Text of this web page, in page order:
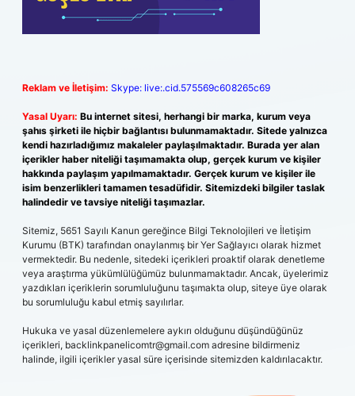
Reklam ve İletişim: Skype: live:.cid.575569c608265c69
Yasal Uyarı: Bu internet sitesi, herhangi bir marka, kurum veya
şahıs şirketi ile hiçbir bağlantısı bulunmamaktadır. Sitede yalnızca
kendi hazırladığımız makaleler paylaşılmaktadır. Burada yer alan
içerikler haber niteliği taşımamakta olup, gerçek kurum ve kişiler
hakkında paylaşım yapılmamaktadır. Gerçek kurum ve kişiler ile
isim benzerlikleri tamamen tesadüfidir. Sitemizdeki bilgiler taslak
halindedir ve tavsiye niteliği taşımazlar.
Sitemiz, 5651 Sayılı Kanun gereğince Bilgi Teknolojileri ve İletişim
Kurumu (BTK) tarafından onaylanmış bir Yer Sağlayıcı olarak hizmet
vermektedir. Bu nedenle, sitedeki içerikleri proaktif olarak denetleme
veya araştırma yükümlülüğümüz bulunmamaktadır. Ancak, üyelerimiz
yazdıkları içeriklerin sorumluluğunu taşımakta olup, siteye üye olarak
bu sorumluluğu kabul etmiş sayılırlar.
Hukuka ve yasal düzenlemelere aykırı olduğunu düşündüğünüz
içerikleri, backlinkpanelicomtr@gmail.com adresine bildirmeniz
halinde, ilgili içerikler yasal süre içerisinde sitemizden kaldırılacaktır.